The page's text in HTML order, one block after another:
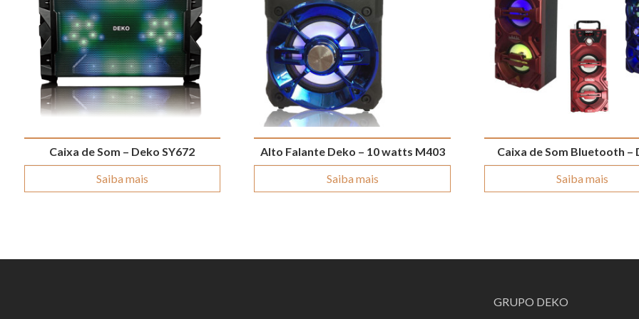
Caixa de Som – Deko SY672
Saiba mais
Alto Falante Deko – 10 watts M403
Saiba mais
Caixa de Som Bluetooth –
Saiba mais
GRUPO DEKO